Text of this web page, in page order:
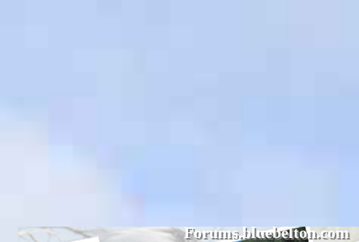
Forums.bluebelton.com